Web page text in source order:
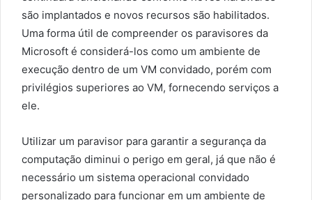
são implantados e novos recursos são habilitados.
Uma forma útil de compreender os paravisores da
Microsoft é considerá-los como um ambiente de
execução dentro de um VM convidado, porém com
privilégios superiores ao VM, fornecendo serviços a
ele.
Utilizar um paravisor para garantir a segurança da
computação diminui o perigo em geral, já que não é
necessário um sistema operacional convidado
personalizado para funcionar em um ambiente de